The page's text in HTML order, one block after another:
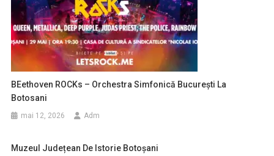
BEethoven ROCKs – Orchestra Simfonică București La
Botosani
mai 12, 2026 Adm
Muzeul Județean De Istorie Botoșani